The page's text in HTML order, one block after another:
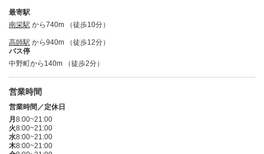
最寄駅
南栄駅 から740m （徒歩10分）
高師駅 から940m （徒歩12分）
バス停
中野町から140m （徒歩2分）
営業時間
営業時間／定休日
月 8:00~21:00
火8:00~21:00
水8:00~21:00
木8:00~21:00